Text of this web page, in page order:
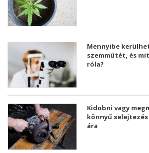
Mennyibe
szemműtét, és
róla?
Kidobni vagy
könnyű
ára